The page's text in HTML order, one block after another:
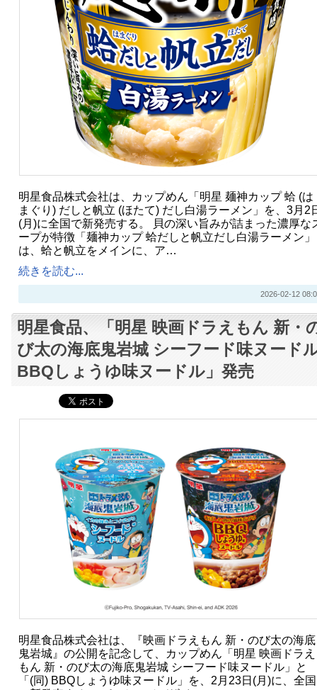
明星食品株式会社は、カップめん「明星 麺神カップ 蛤 (は
まぐり) だしと帆立 (ほたて) だし白湯ラーメン」を、3月2
(月)に全国で新発売する。 貝の深い旨みが詰まった濃厚な
ープが特徴「麺神カップ 蛤だしと帆立だし白湯ラーメン」
は、蛤と帆立をメインに、ア…
続きを読む...
2026-02-12
明星食品、「明星 映画ドラえもん ​新・
び太の海底鬼岩城 シーフード味ヌード
BBQしょうゆ味ヌードル」発売
明星食品株式会社は、『映画ドラえもん 新・のび太の海底
鬼岩城』の公開を記念して、カップめん「明星 映画ドラえ
もん 新・のび太の海底鬼岩城 シーフード味ヌードル」と
「(同) BBQしょうゆ味ヌードル」を、2月23日(月)に、全国